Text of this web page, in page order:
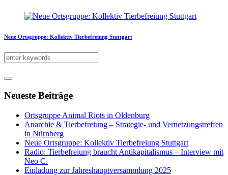
Neue Ortsgruppe: Kollektiv Tierbefreiung Stuttgart
Neueste Beiträge
Ortsgruppe Animal Riots in Oldenburg
Anarchie & Tierbefreiung – Strategie- und Vernetzungstreffen
in Nürnberg
Neue Ortsgruppe: Kollektiv Tierbefreiung Stuttgart
Radio: Tierbefreiung braucht Antikapitalismus – Interview mit
Neo C.
Einladung zur Jahreshauptversammlung 2025